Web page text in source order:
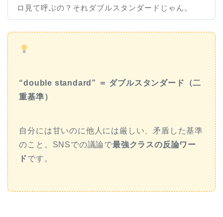
ロ見て呼ぶの？それダブルスタンダードじゃん。
“double standard” ＝ ダブルスタンダード（二
重基準）
自分には甘いのに他人には厳しい、矛盾した基準
のこと。SNSでの議論で最強クラスの反論ワー
ドです。